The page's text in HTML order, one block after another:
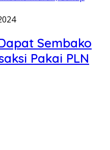
Sembako
Pakai PLN